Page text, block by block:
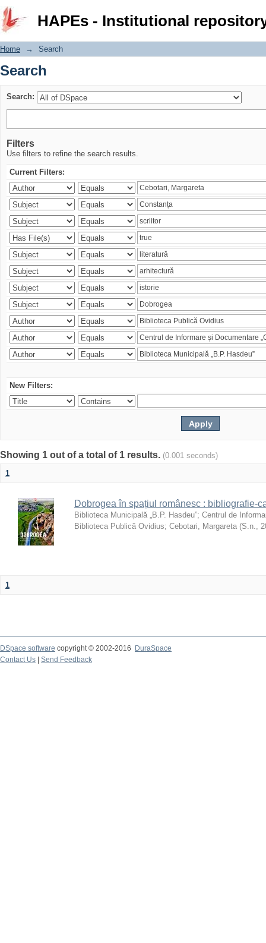
HAPEs - Institutional
Search
Home → Search
Search
Search:
Filters
Use filters to refine the search results.
Current Filters:
New Filters:
Showing 1 out of a total of 1 results. (0.001 seconds)
1
Dobrogea în spațiul românesc : bibliografie-
Biblioteca Municipală „B.P. Hasdeu”; Centrul de
Biblioteca Publică Ovidius; Cebotari, Margareta (S.n.,
1
DSpace software copyright © 2002-2016
DuraSpace
Contact Us
Send Feedback